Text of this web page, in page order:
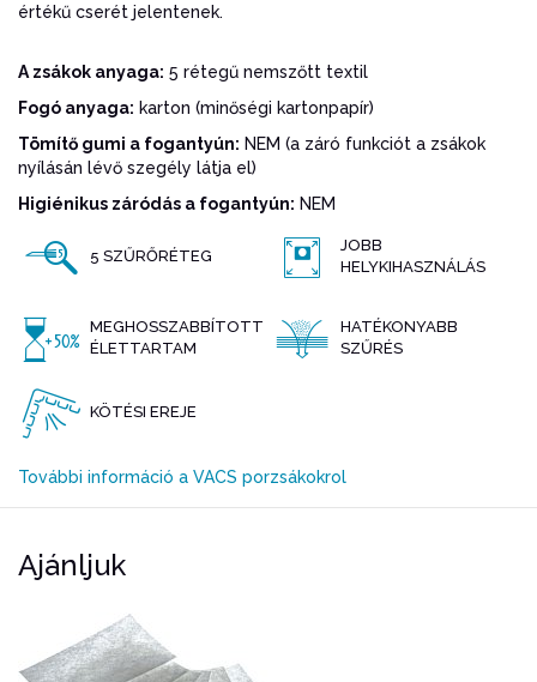
értékű cserét jelentenek.
A zsákok anyaga: 5 rétegű nemszőtt textil
Fogó anyaga: karton (minőségi kartonpapír)
Tömítő gumi a fogantyún: NEM (a záró funkciót a zsákok
nyílásán lévő szegély látja el)
Higiénikus záródás a fogantyún: NEM
5 SZŰRŐRÉTEG
JOBB
HELYKIHASZNÁLÁS
MEGHOSSZABBÍTOTT
ÉLETTARTAM
HATÉKONYABB
SZŰRÉS
KÖTÉSI EREJE
További információ a VACS porzsákokrol
Ajánljuk